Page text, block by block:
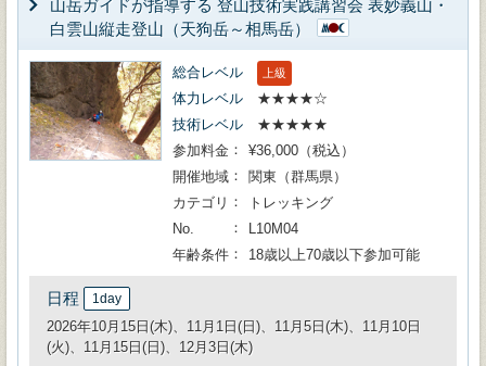
山岳ガイドが指導する 登山技術実践講習会 表妙義山・
白雲山縦走登山（天狗岳～相馬岳）
総合レベル 上級
体力レベル
★★★★☆
技術レベル
★★★★★
参加料金
¥36,000（税込）
開催地域
関東（群馬県）
カテゴリ
トレッキング
No.
L10M04
年齢条件
18歳以上70歳以下参加可能
日程 1day
2026年10月15日(木)、11月1日(日)、11月5日(木)、11月10日
(火)、11月15日(日)、12月3日(木)